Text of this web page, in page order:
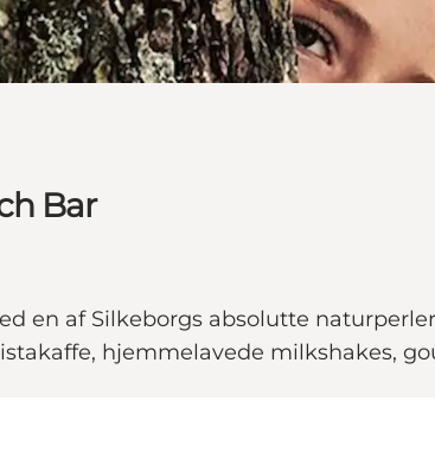
Bar
en af Silkeborgs absolutte
hjemmelavede milkshakes,